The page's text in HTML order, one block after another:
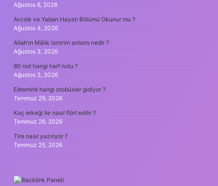
Ağustos 6, 2026
Avcılık ve Yaban Hayatı Bölümü Okunur mu ?
Ağustos 4, 2026
Allah’ın Mâlik isminin anlamı nedir ?
Ağustos 3, 2026
80 not hangi harf notu ?
Ağustos 3, 2026
Edremit’e hangi otobüsler gidiyor ?
Temmuz 29, 2026
Koç erkeği ile nasıl flört edilir ?
Temmuz 26, 2026
Tire nasıl yazılıyor ?
Temmuz 25, 2026